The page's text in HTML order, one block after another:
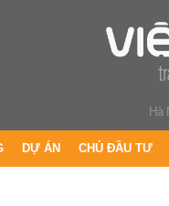
Hà
DỰ ÁN CHỦ ĐẦU TƯ